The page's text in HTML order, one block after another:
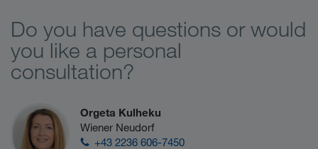
Do you have questions or would
you like a personal
consultation?
Orgeta Kulheku
Wiener Neudorf
+43 2236 606-7450